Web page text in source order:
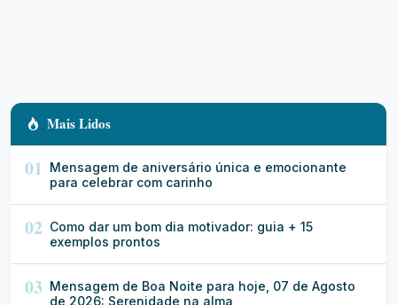
Mais Lidos
01 Mensagem de aniversário única e emocionante
para celebrar com carinho
02 Como dar um bom dia motivador: guia + 15
exemplos prontos
03 Mensagem de Boa Noite para hoje, 07 de Agosto
de 2026: Serenidade na alma